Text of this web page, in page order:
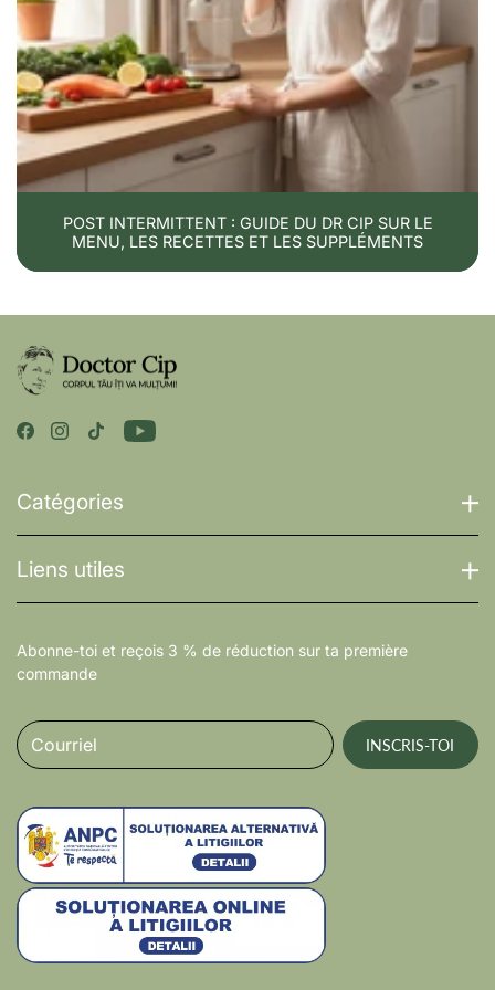
Réduisez temporairement les aliments riches en
histamine.
Faites attention à la fraîcheur des aliments, surtout la
viande et le poisson.
Soutenez la santé intestinale : Zeolit Spectrum,
probiotique
Vérifiez d'éventuelles carences, y compris en vitamine
D, magnésium, B6 et cuivre.
Parlez-en à votre médecin si les symptômes sont
diagnostic doit être interprété dans un
contexte clinique, et les symptômes graves,
tels que des difficultés respiratoires, un
gonflement du visage ou une sensation
médicale d'urgence.
POST INTERMITTENT : GUIDE DU DR CIP SUR LE
MENU, LES RECETTES ET LES SUPPLÉMENTS
Catégories
Liens utiles
Abonne-toi et reçois 3 % de réduction sur ta première
commande
Courriel
INSCRIS-TOI